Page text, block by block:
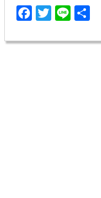
Facebook
Twitter
Line